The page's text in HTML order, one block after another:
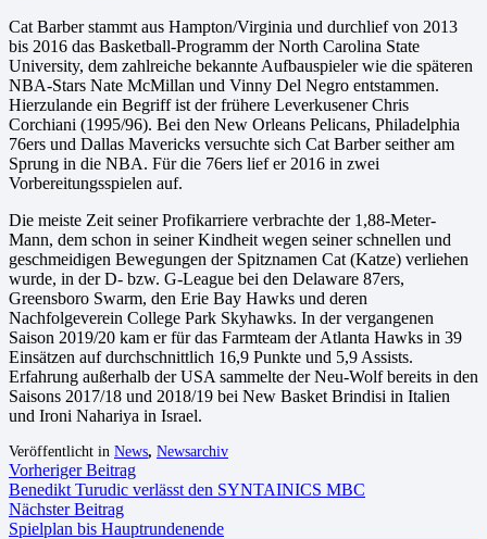
Cat Barber stammt aus Hampton/Virginia und durchlief von 2013
bis 2016 das Basketball-Programm der North Carolina State
University, dem zahlreiche bekannte Aufbauspieler wie die späteren
NBA-Stars Nate McMillan und Vinny Del Negro entstammen.
Hierzulande ein Begriff ist der frühere Leverkusener Chris
Corchiani (1995/96). Bei den New Orleans Pelicans, Philadelphia
76ers und Dallas Mavericks versuchte sich Cat Barber seither am
Sprung in die NBA. Für die 76ers lief er 2016 in zwei
Vorbereitungsspielen auf.
Die meiste Zeit seiner Profikarriere verbrachte der 1,88-Meter-
Mann, dem schon in seiner Kindheit wegen seiner schnellen und
geschmeidigen Bewegungen der Spitznamen Cat (Katze) verliehen
wurde, in der D- bzw. G-League bei den Delaware 87ers,
Greensboro Swarm, den Erie Bay Hawks und deren
Nachfolgeverein College Park Skyhawks. In der vergangenen
Saison 2019/20 kam er für das Farmteam der Atlanta Hawks in 39
Einsätzen auf durchschnittlich 16,9 Punkte und 5,9 Assists.
Erfahrung außerhalb der USA sammelte der Neu-Wolf bereits in den
Saisons 2017/18 und 2018/19 bei New Basket Brindisi in Italien
und Ironi Nahariya in Israel.
Veröffentlicht in News, Newsarchiv
Vorheriger Beitrag
Benedikt Turudic verlässt den SYNTAINICS MBC
Nächster Beitrag
Spielplan bis Hauptrundenende